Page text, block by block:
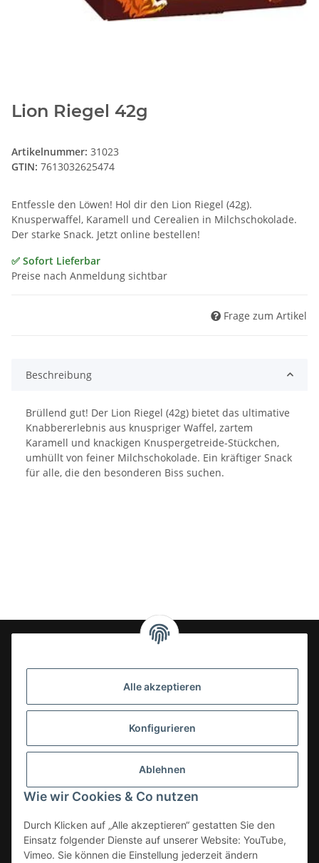
Alle akzeptieren
Konfigurieren
Ablehnen
Wie wir Cookies & Co nutzen
Durch Klicken auf „Alle akzeptieren“ gestatten Sie den
Einsatz folgender Dienste auf unserer Website: YouTube,
Vimeo. Sie können die Einstellung jederzeit ändern
Lion Riegel 42g
Artikelnummer: 31023
GTIN: 7613032625474
Entfessle den Löwen! Hol dir den Lion Riegel (42g).
Knusperwaffel, Karamell und Cerealien in Milchschokolade.
Der starke Snack. Jetzt online bestellen!
✅ Sofort Lieferbar
Preise nach Anmeldung sichtbar
Frage zum Artikel
Beschreibung
Brüllend gut! Der Lion Riegel (42g) bietet das ultimative
Knabbererlebnis aus knuspriger Waffel, zartem
Karamell und knackigen Knuspergetreide-Stückchen,
umhüllt von feiner Milchschokolade. Ein kräftiger Snack
für alle, die den besonderen Biss suchen.
24-7en Kioskbedarf GmbH
- Sezer Kahveci & Cengiz Inci
33142 Büren, Deutschland
Kategorien
Informationen